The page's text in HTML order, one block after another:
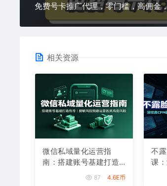
相关资源
微信私域量化运营指
南：搭建账号基建打造
热号，脱敏风控规避运
87 4.6E币
不
课
域